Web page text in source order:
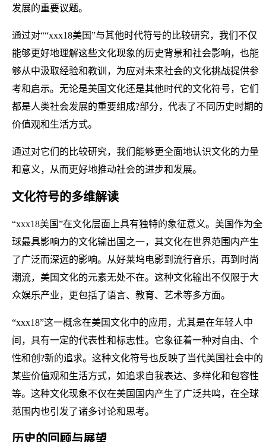
发展的重要议题。
通过对““xxx18美国”与其他时代符号的比较研究，我们不仅
能够更好地理解这些文化现象的历史背景和社会影响，也能
够从中汲取经验和教训，为应对未来社会的文化挑战提供参
考和启示。无论是美国文化还是其他时代的文化符号，它们
都是人类社会发展的重要组成?部分，代表了不同历史时期的
价值观和生活方式。
通过对它们的比较研究，我们能够更全面地认识文化的力量
和意义，从而更好地推动社会的进步和发展。
文化符号的多维解读
“xxx18美国”在文化层面上具有独特的象征意义。美国作为全
球最具影响力的文化输出国之一，其文化在世界范围内产生
了广泛而深远的影响。从好莱坞电影到流行音乐，再到时尚
潮流，美国文化的元素无处不在。这种文化输出不仅限于大
众娱乐产业，更包括了语言、教育、艺术等多方面。
“xxx18”这一概念在美国文化中的应用，尤其是在年轻人中
间，具有一定的代表性和标志性。它象征着一种对自由、个
性和创?新的追求。这种文化符号也反映了当代美国社会中的
某些价值观和生活方式，如追求自我表达、多样化和包容性
等。这种文化现象不仅在美国国内产生了广泛共鸣，在全球
范围内也引发了诸多讨论和思考。
历史的回顾与展望